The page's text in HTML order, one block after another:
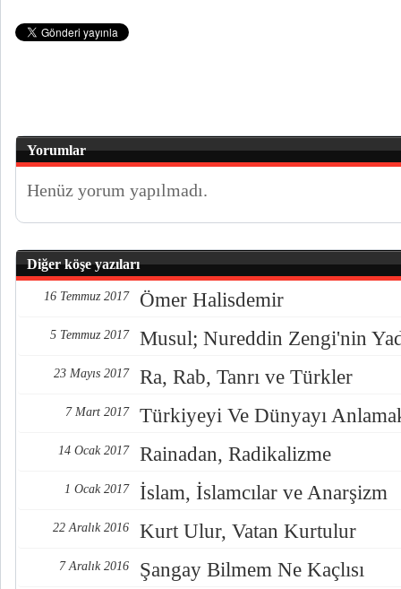
Yorumlar
Henüz yorum yapılmadı.
Diğer köşe yazıları
16 Temmuz 2017 Ömer Halisdemir
5 Temmuz 2017 Musul; Nureddin Zengi'nin
23 Mayıs 2017 Ra, Rab, Tanrı ve Türkler
7 Mart 2017 Türkiyeyi Ve Dünyayı
14 Ocak 2017 Rainadan, Radikalizme
1 Ocak 2017 İslam, İslamcılar ve Anarşizm
22 Aralık 2016 Kurt Ulur, Vatan Kurtulur
7 Aralık 2016 Şangay Bilmem Ne Kaçlısı